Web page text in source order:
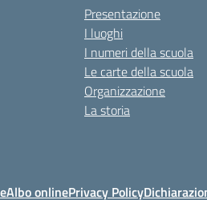
Presentazione
I luoghi
I numeri della scuola
Le carte della scuola
Organizzazione
La storia
Albo onlinePrivacy Policy